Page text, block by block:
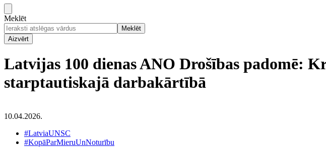
Meklēt
Meklēt
Aizvērt
Latvijas 100 dienas ANO Drošības padomē:
starptautiskajā darbakārtībā
10.04.2026.
#LatviaUNSC
#KopāParMieruUnNoturību